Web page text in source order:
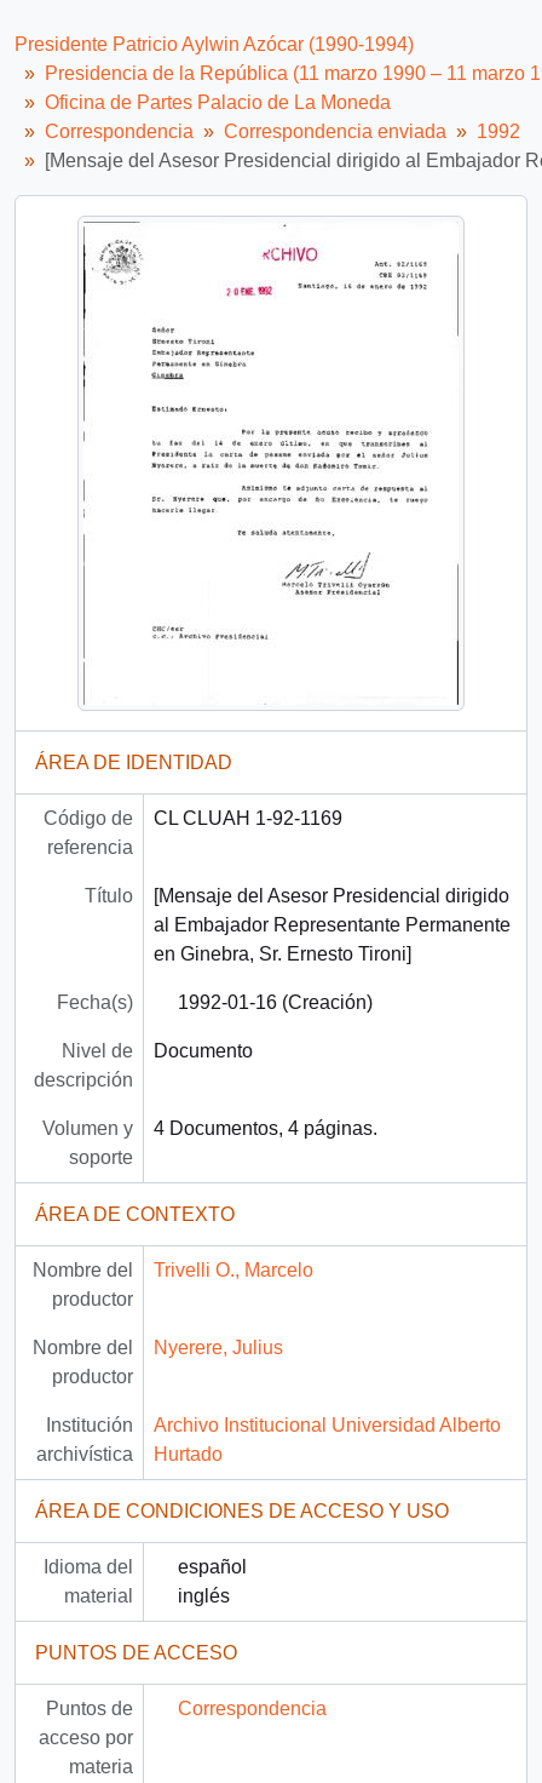
Presidente Patricio Aylwin Azócar (1990-1994)
Presidencia de la República (11 marzo 1990 – 11 marzo
Oficina de Partes Palacio de La Moneda
Correspondencia
Correspondencia enviada
1992
[Mensaje del Asesor Presidencial dirigido al Embajador
ÁREA DE IDENTIDAD
Código de
referencia
CL CLUAH 1-92-1169
Título
[Mensaje del Asesor Presidencial dirigido
al Embajador Representante Permanente
en Ginebra, Sr. Ernesto Tironi]
Fecha(s) 1992-01-16 (Creación)
Nivel de
descripción
Documento
Volumen y
soporte
4 Documentos, 4 páginas.
ÁREA DE CONTEXTO
Nombre del
productor
Trivelli O., Marcelo
Nombre del
productor
Nyerere, Julius
Institución
archivística
Archivo Institucional Universidad Alberto
Hurtado
ÁREA DE CONDICIONES DE ACCESO Y USO
Idioma del
material
español
inglés
PUNTOS DE ACCESO
Puntos de
acceso por
materia
Correspondencia